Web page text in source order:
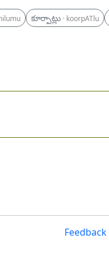
కూర్పాట్లు · koorpATlu
Feedback